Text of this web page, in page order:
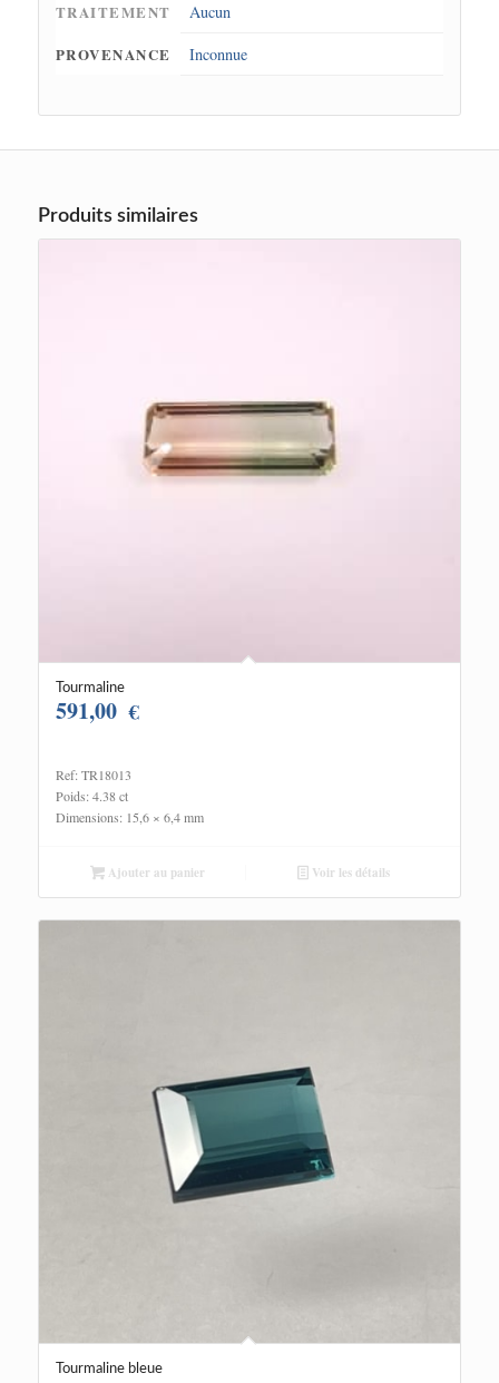
TRAITEMENT
Aucun
PROVENANCE
Inconnue
Produits similaires
Tourmaline
591,00 €
Ref: TR18013
Poids: 4.38 ct
Dimensions: 15,6 × 6,4 mm
Ajouter au panier Voir les détails
Tourmaline bleue